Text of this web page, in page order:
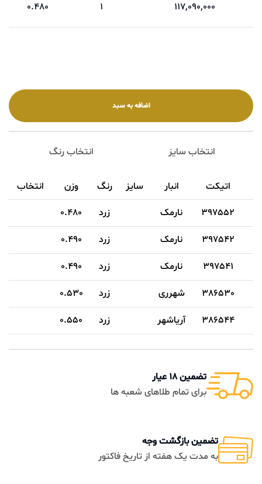
117,090,000
0.480
انتخاب سایز انتخاب رنگ
اتیکت انبار سایز رنگ وزن انتخاب
397552 نارمک زرد 0.480
397542 نارمک زرد 0.490
397541 نارمک زرد 0.490
386530 شهرری زرد 0.530
386544 آریاشهر زرد 0.550
386540 آریاشهر زرد 0.550
تضمین 18 عیار
برای تمام طلاهای شعبه ها
تضمین بازگشت وجه
به مدت یک هفته از تاریخ فاکتور